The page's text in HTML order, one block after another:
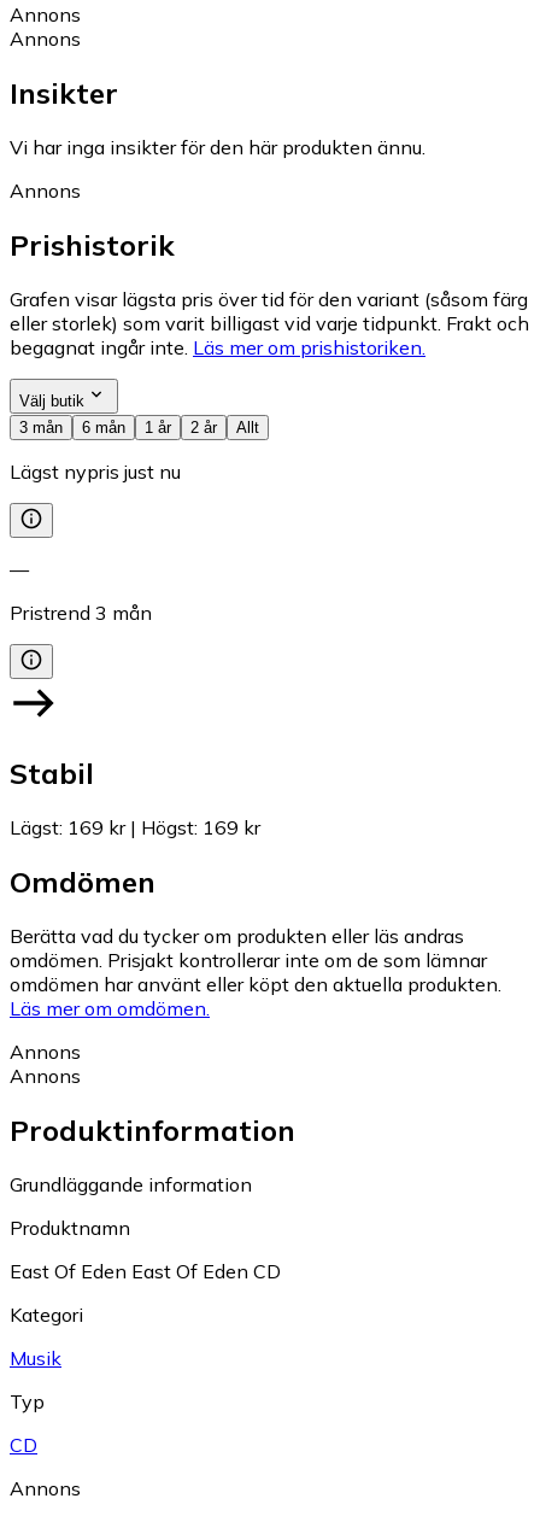
Annons
Annons
Insikter
Vi har inga insikter för den här produkten ännu.
Annons
Prishistorik
Grafen visar lägsta pris över tid för den variant (såsom färg
eller storlek) som varit billigast vid varje tidpunkt. Frakt och
begagnat ingår inte. Läs mer om prishistoriken.
Välj butik
3 mån
6 mån 1 år 2 år Allt
Lägst nypris just nu
—
Pristrend 3 mån
Stabil
Lägst: 169 kr| Högst: 169 kr
Omdömen
Berätta vad du tycker om produkten eller läs andras
omdömen. Prisjakt kontrollerar inte om de som lämnar
omdömen har använt eller köpt den aktuella produkten.
Läs mer om omdömen.
Annons
Annons
Produktinformation
Grundläggande information
Produktnamn
East Of Eden East Of Eden CD
Kategori
Musik
Typ
CD
Annons